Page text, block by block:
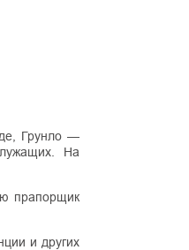
Грунло —
На
прапорщик
и других